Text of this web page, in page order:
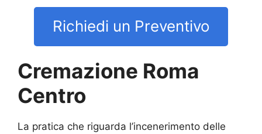
Richiedi un Preventivo
Cremazione Roma
Centro
La pratica che riguarda l’incenerimento delle